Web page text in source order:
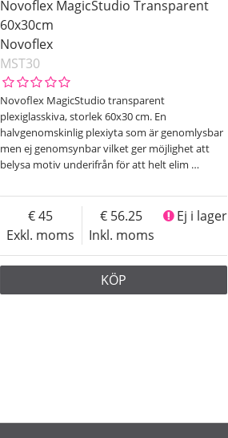
Novoflex MagicStudio Transparent
60x30cm
Novoflex
MST30
Novoflex MagicStudio transparent
plexiglasskiva, storlek 60x30 cm. En
halvgenomskinlig plexiyta som är genomlysbar
men ej genomsynbar vilket ger möjlighet att
belysa motiv underifrån för att helt elim …
Exkl. moms
45
Inkl. moms
56.25 Ej i lager
KÖP